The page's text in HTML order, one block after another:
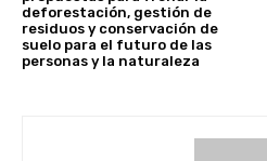
deforestación, gestión de
residuos y conservación de
suelo para el futuro de las
personas y la naturaleza